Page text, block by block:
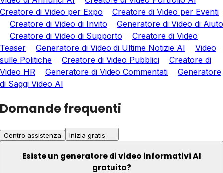
Creatore di Video per Expo
Creatore di Video per Eventi
Creatore di Video di Invito
Generatore di Video di Aiuto
Creatore di Video di Supporto
Creatore di Video
Teaser
Generatore di Video di Ultime Notizie AI
Video
sulle Politiche
Creatore di Video Pubblici
Creatore di
Video HR
Generatore di Video Commentati
Generatore
di Saggi Video AI
Domande frequenti
Centro assistenza Inizia gratis
Esiste un generatore di video informativi AI
gratuito?